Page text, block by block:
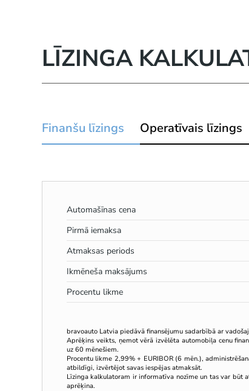
LĪZINGA
Finanšu līzings Operatīvais līzings
Automašīnas cena
Pirmā iemaksa
Atmaksas periods
Ikmēneša maksājums
Procentu likme
bravoauto Latvia piedāvā finansējumu sadarbībā ar
Aprēķins veikts, ņemot vērā izvēlēta automobiļa cenu
uz 60 mēnešiem.
Procentu likme 2,99% + EURIBOR (6 mēn.),
atbildīgi, izvērtējot savas iespējas atmaksāt.
Līzinga kalkulatoram ir informatīva nozīme un tas var būt
aprēķina.